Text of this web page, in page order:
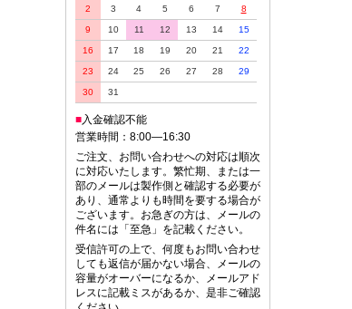
2 3 4 5 6 7 8
9 10 11 12 13 14 15
16 17 18 19 20 21 22
23 24 25 26 27 28 29
30 31
■入金確認不能
営業時間：8:00—16:30
ご注文、お問い合わせへの対応は順次
に対応いたします。繁忙期、または一
部のメールは製作側と確認する必要が
あり、通常よりも時間を要する場合が
ございます。お急ぎの方は、メールの
件名には「至急」を記載ください。
受信許可の上で、何度もお問い合わせ
しても返信が届かない場合、メールの
容量がオーバーになるか、メールアド
レスに記載ミスがあるか、是非ご確認